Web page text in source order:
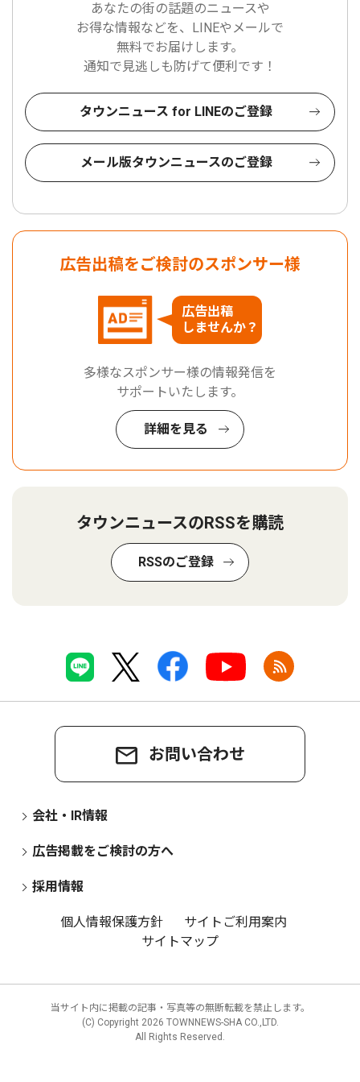
あなたの街の話題のニュースや
お得な情報などを、LINEやメールで
無料でお届けします。
通知で見逃しも防げて便利です！
タウンニュース for LINEのご登録
メール版タウンニュースのご登録
広告出稿をご検討のスポンサー様
広告出稿
しませんか？
多様なスポンサー様の情報発信を
サポートいたします。
詳細を見る
タウンニュースのRSSを購読
RSSのご登録
お問い合わせ
会社・IR情報
広告掲載をご検討の方へ
採用情報
個人情報保護方針
サイトご利用案内
サイトマップ
当サイト内に掲載の記事・写真等の無断転載を禁止します。
(C) Copyright 2026 TOWNNEWS-SHA CO.,LTD.
All Rights Reserved.